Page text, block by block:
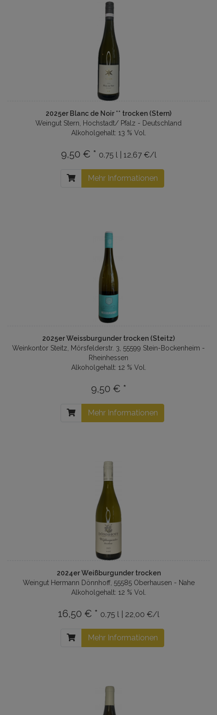
2025er Blanc de Noir ** trocken (Stern)
Weingut Stern, Hochstadt/ Pfalz - Deutschland
Alkoholgehalt: 13 % Vol.
9,50 € * 0.75 l | 12,67 €/l
Mehr Informationen
2025er Weissburgunder trocken (Steitz)
Weinkontor Steitz, Mörsfelderstr. 3, 55599 Stein-Bockenheim -
Rheinhessen
Alkoholgehalt: 12 % Vol.
9,50 € *
Mehr Informationen
2024er Weißburgunder trocken
Weingut Hermann Dönnhoff, 55585 Oberhausen - Nahe
Alkoholgehalt: 12 % Vol.
16,50 € * 0.75 l | 22,00 €/l
Mehr Informationen